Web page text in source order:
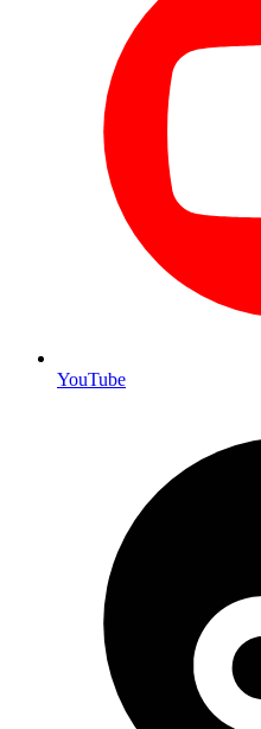
YouTube